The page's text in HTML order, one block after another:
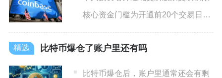
核心资金门槛为开通前20个交易日账
户日均自有证券资产50万
比特币爆仓了账户里还有吗
比特币爆仓后，账户里通常还会有剩